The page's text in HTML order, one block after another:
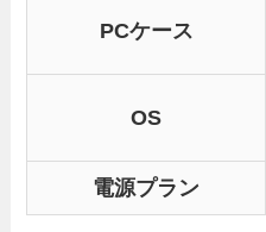
PCケース
OS
電源プラン